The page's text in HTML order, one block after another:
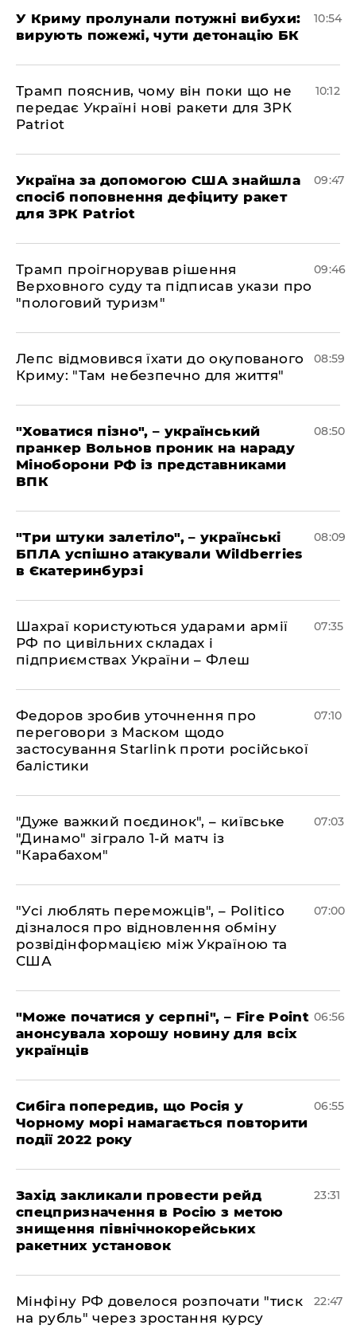
У Криму пролунали потужні вибухи:
вирують пожежі, чути детонацію БК
10:54
Трамп пояснив, чому він поки що не
передає Україні нові ракети для ЗРК
Patriot
10:12
Україна за допомогою США знайшла
спосіб поповнення дефіциту ракет
для ЗРК Patriot
09:47
Трамп проігнорував рішення
Верховного суду та підписав укази про
"пологовий туризм"
09:46
Лепс відмовився їхати до окупованого
Криму: "Там небезпечно для життя"
08:59
"Ховатися пізно", – український
пранкер Вольнов проник на нараду
Міноборони РФ із представниками
ВПК
08:50
"Три штуки залетіло", – українські
БПЛА успішно атакували Wildberries
в Єкатеринбурзі
08:09
Шахраї користуються ударами армії
РФ по цивільних складах і
підприємствах України – Флеш
07:35
Федоров зробив уточнення про
переговори з Маском щодо
застосування Starlink проти російської
балістики
07:10
"Дуже важкий поєдинок", – київське
"Динамо" зіграло 1-й матч із
"Карабахом"
07:03
"Усі люблять переможців", – Politico
дізналося про відновлення обміну
розвідінформацією між Україною та
США
07:00
"Може початися у серпні", – Fire Point
анонсувала хорошу новину для всіх
українців
06:56
Сибіга попередив, що Росія у
Чорному морі намагається повторити
події 2022 року
06:55
​Захід закликали провести рейд
спецпризначення в Росію з метою
знищення північнокорейських
ракетних установок
23:31
​Мінфіну РФ довелося розпочати "тиск
на рубль" через зростання курсу
22:47